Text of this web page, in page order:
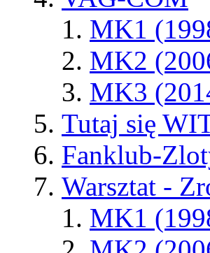
MK1
MK2
MK3
Tutaj się
Fanklub-
Warsztat -
MK1